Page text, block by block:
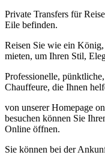
Private Transfers für
Eile befinden.
Reisen Sie wie ein
mieten, um Ihren Stil,
Professionelle,
Chauffeure, die Ihnen
von unserer Homepage
besuchen können Sie
Online öffnen.
Sie können bei der